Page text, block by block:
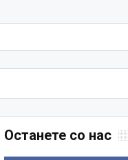
Останете со нас